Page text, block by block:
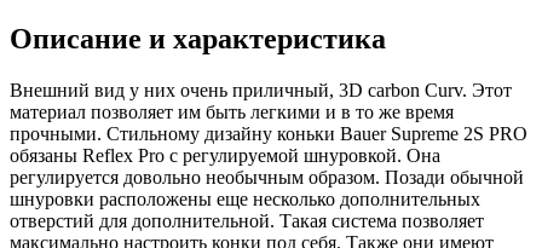
Описание и характеристика
Внешний вид у них очень приличный, 3D carbon Curv. Этот
материал позволяет им быть легкими и в то же время
прочными. Стильному дизайну коньки Bauer Supreme 2S PRO
обязаны Reflex Pro с регулируемой шнуровкой. Она
регулируется довольно необычным образом. Позади обычной
шнуровки расположены еще несколько дополнительных
отверстий для дополнительной. Такая система позволяет
максимально настроить конки под себя. Также они имеют